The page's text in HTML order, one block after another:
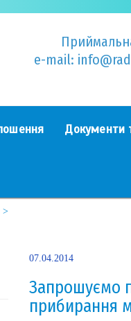
e-mail:
Документи
>
07.04.2014
Запрошуємо
прибирання